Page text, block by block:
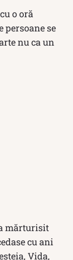
o oră
persoane se
nu ca un
mărturisit
cu ani
Vida,